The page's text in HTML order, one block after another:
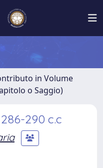
in Volume
o Saggio)
290 c.c